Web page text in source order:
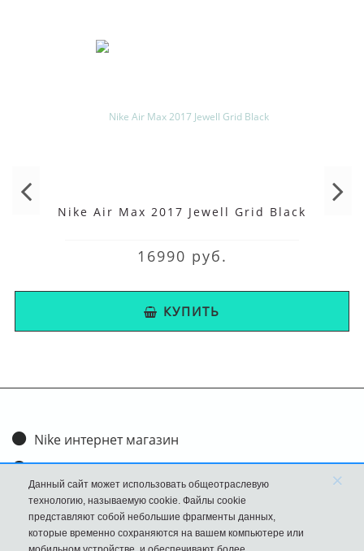
Nike Air Max 2017 Jewell Grid Black
16990 руб.
КУПИТЬ
Nike интернет магазин
Доставка и оплата
Обмен и возврат
Размеры
Данный сайт может использовать общеотраслевую
технологию, называемую cookie. Файлы cookie
представляют собой небольшие фрагменты данных,
которые временно сохраняются на вашем компьютере или
×